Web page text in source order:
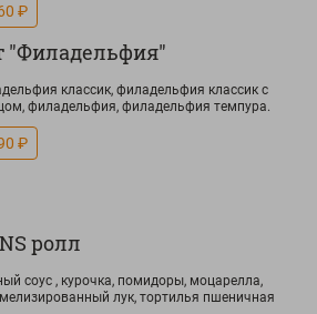
₽
"Филадельфия"
классик, филадельфия классик с
филадельфия, филадельфия темпура.
₽
ролл
соус , курочка, помидоры, моцарелла,
лук, тортилья пшеничная